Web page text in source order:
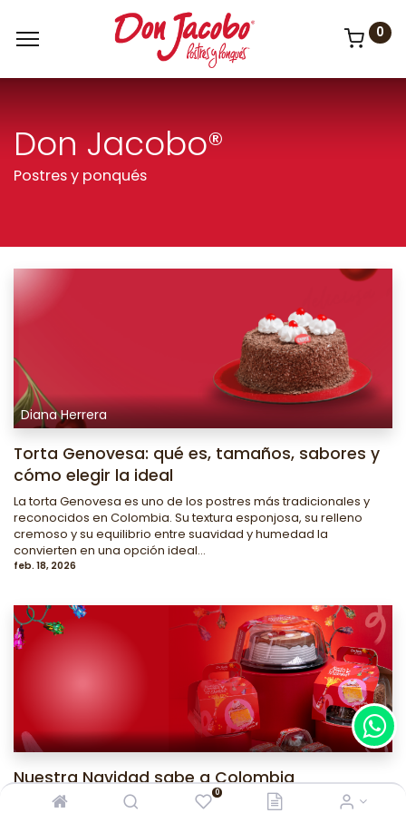
0
0
Don Jacobo®
Postres y ponqués
Diana Herrera
Torta Genovesa: qué es, tamaños, sabores y
cómo elegir la ideal
La torta Genovesa es uno de los postres más tradicionales y
reconocidos en Colombia. Su textura esponjosa, su relleno
cremoso y su equilibrio entre suavidad y humedad la
convierten en una opción ideal...
feb. 18, 2026
Nuestra Navidad sabe a Colombia
La Navidad en Colombia es una de las celebraciones más